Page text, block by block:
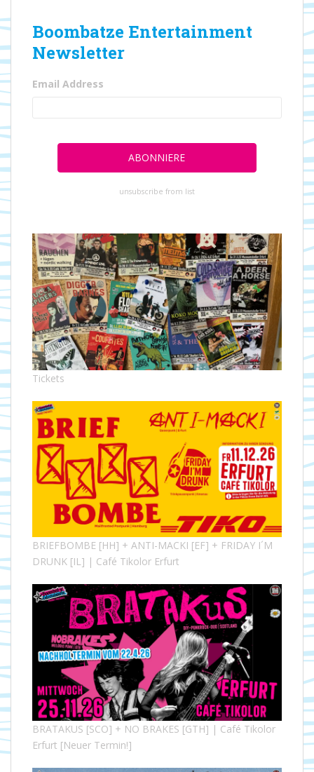
Boombatze Entertainment
Newsletter
Email Address
unsubscribe from list
Tickets
BRIEFBOMBE [HH] + ANTI-MACKI [EF] + FRIDAY I´M
DRUNK [IL] | Café Tikolor Erfurt
BRATAKUS [SCO] + NO BRAKES [GTH] | Café Tikolor
Erfurt [Neuer Termin!]